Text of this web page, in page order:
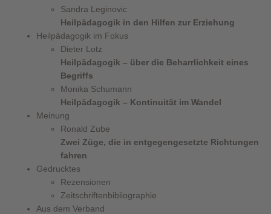
Sandra Leginovic
Heilpädagogik in den Hilfen zur Erziehung
Heilpädagogik im Fokus
Dieter Lotz
Heilpädagogik – über die Beharrlichkeit eines
Begriffs
Monika Schumann
Heilpädagogik – Kontinuität im Wandel
Meinung
Ronald Zube
Zwei Züge, die in entgegengesetzte Richtungen
fahren
Gedrucktes
Rezensionen
Zeitschriftenbibliographie
Aus dem Verband